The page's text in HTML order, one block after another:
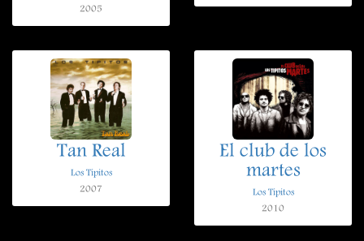
2005
Tan Real
Los Tipitos
2007
El club de los
martes
Los Tipitos
2010